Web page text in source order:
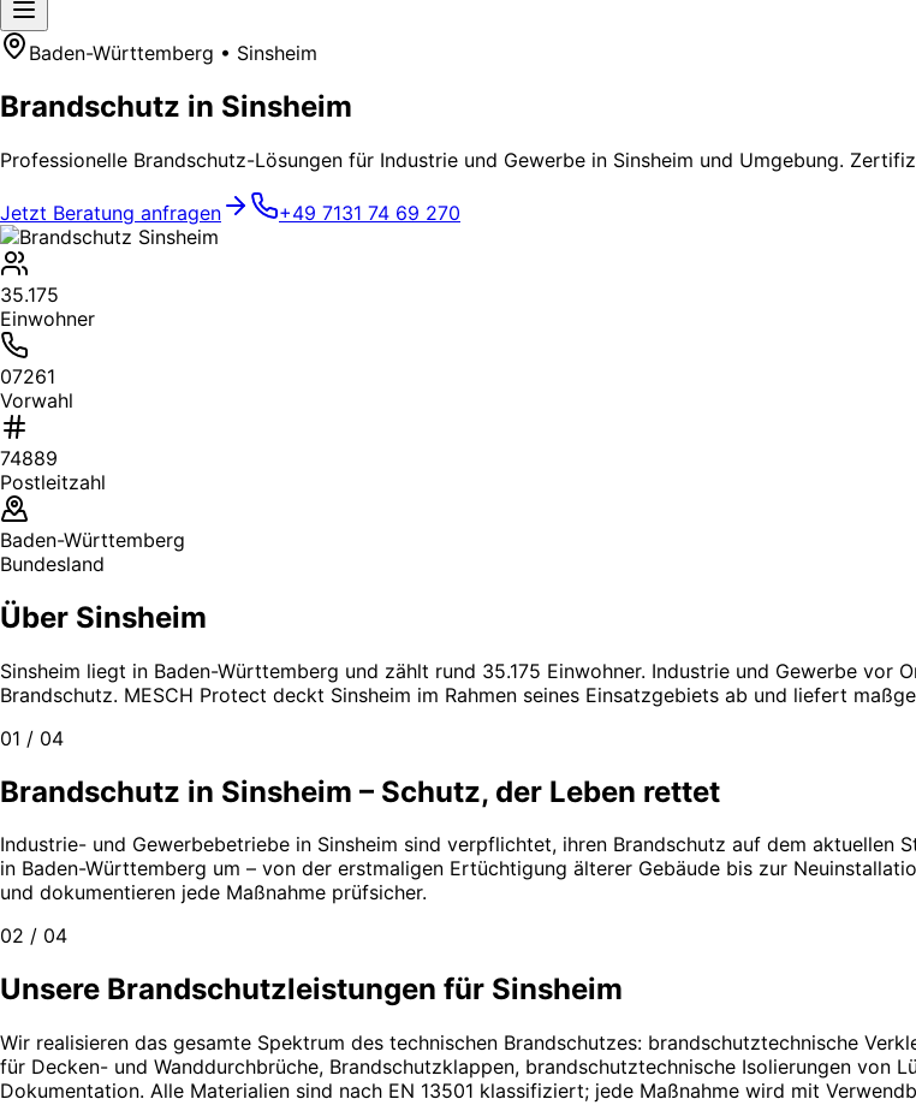
Baden-Württemberg • Sinsheim
Brandschutz in Sinsheim
Professionelle Brandschutz-Lösungen für Industrie und Gewerbe in Sinsheim und Umgebung.
Jetzt Beratung anfragen +49 7131 74 69 270
35.175
Einwohner
07261
Vorwahl
74889
Postleitzahl
Baden-Württemberg
Bundesland
Über Sinsheim
Sinsheim liegt in Baden-Württemberg und zählt rund 35.175 Einwohner. Industrie und Gewerbe
Brandschutz. MESCH Protect deckt Sinsheim im Rahmen seines Einsatzgebiets ab und liefert
01 / 04
Brandschutz in Sinsheim – Schutz, der Leben rettet
Industrie- und Gewerbebetriebe in Sinsheim sind verpflichtet, ihren Brandschutz auf dem aktuellen
in Baden-Württemberg um – von der erstmaligen Ertüchtigung älterer Gebäude bis zur
und dokumentieren jede Maßnahme prüfsicher.
02 / 04
Unsere Brandschutzleistungen für Sinsheim
Wir realisieren das gesamte Spektrum des technischen Brandschutzes: brandschutztechnische
für Decken- und Wanddurchbrüche, Brandschutzklappen, brandschutztechnische Isolierungen von
Dokumentation. Alle Materialien sind nach EN 13501 klassifiziert; jede Maßnahme wird mit